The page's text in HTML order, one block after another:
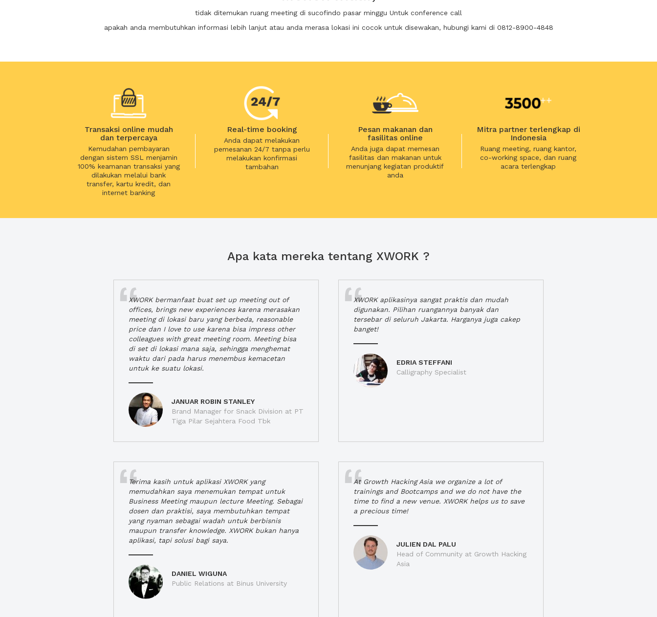
tidak ditemukan ruang meeting di sucofindo pasar minggu Untuk conference call
apakah anda membutuhkan informasi lebih lanjut atau anda merasa lokasi ini cocok untuk disewakan, hubungi kami di 0812-8900-4848
Transaksi online mudah
dan terpercaya
Kemudahan pembayaran
dengan sistem SSL menjamin
100% keamanan transaksi yang
dilakukan melalui bank
transfer, kartu kredit, dan
internet banking
Real-time booking
Anda dapat melakukan
pemesanan 24/7 tanpa perlu
melakukan konfirmasi
tambahan
Pesan makanan dan
fasilitas online
Anda juga dapat memesan
fasilitas dan makanan untuk
menunjang kegiatan produktif
anda
Mitra partner terlengkap di
Indonesia
Ruang meeting, ruang kantor,
co-working space, dan ruang
acara terlengkap
Apa kata mereka tentang XWORK ?
XWORK bermanfaat buat set up meeting out of
offices, brings new experiences karena merasakan
meeting di lokasi baru yang berbeda, reasonable
price dan I love to use karena bisa impress other
colleagues with great meeting room. Meeting bisa
di set di lokasi mana saja, sehingga menghemat
waktu dari pada harus menembus kemacetan
untuk ke suatu lokasi.
JANUAR ROBIN STANLEY
Brand Manager for Snack Division at PT
Tiga Pilar Sejahtera Food Tbk
XWORK aplikasinya sangat praktis dan mudah
digunakan. Pilihan ruangannya banyak dan
tersebar di seluruh Jakarta. Harganya juga cakep
banget!
EDRIA STEFFANI
Calligraphy Specialist
Terima kasih untuk aplikasi XWORK yang
memudahkan saya menemukan tempat untuk
Business Meeting maupun lecture Meeting. Sebagai
dosen dan praktisi, saya membutuhkan tempat
yang nyaman sebagai wadah untuk berbisnis
maupun transfer knowledge. XWORK bukan hanya
aplikasi, tapi solusi bagi saya.
DANIEL WIGUNA
Public Relations at Binus University
At Growth Hacking Asia we organize a lot of
trainings and Bootcamps and we do not have the
time to find a new venue. XWORK helps us to save
a precious time!
JULIEN DAL PALU
Head of Community at Growth Hacking
Asia